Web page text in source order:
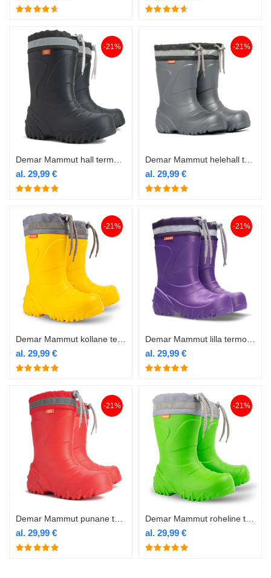
-21%
al. 29,99 €
-21%
al. 29,99 €
-21%
al. 29,99 €
-21%
al. 29,99 €
-21%
al. 29,99 €
-21%
al. 29,99 €